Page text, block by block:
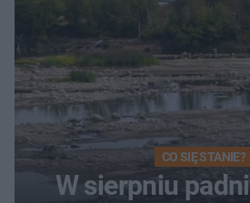
CO SIĘ STANIE?
W sierpniu